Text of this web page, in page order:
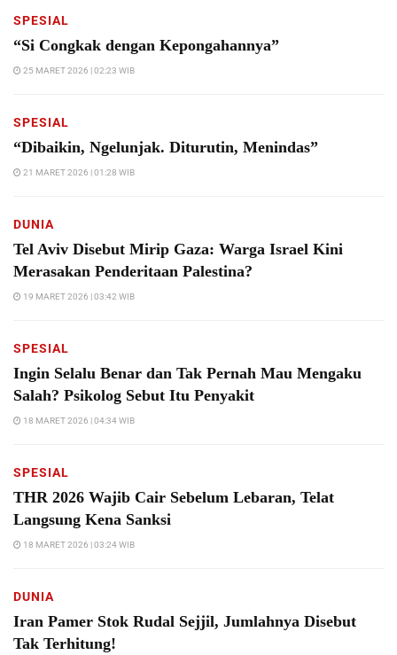
SPESIAL
“Si Congkak dengan Kepongahannya”
25 MARET 2026 | 02:23 WIB
SPESIAL
“Dibaikin, Ngelunjak. Diturutin, Menindas”
21 MARET 2026 | 01:28 WIB
DUNIA
Tel Aviv Disebut Mirip Gaza: Warga Israel Kini
Merasakan Penderitaan Palestina?
19 MARET 2026 | 03:42 WIB
SPESIAL
Ingin Selalu Benar dan Tak Pernah Mau Mengaku
Salah? Psikolog Sebut Itu Penyakit
18 MARET 2026 | 04:34 WIB
SPESIAL
THR 2026 Wajib Cair Sebelum Lebaran, Telat
Langsung Kena Sanksi
18 MARET 2026 | 03:24 WIB
DUNIA
Iran Pamer Stok Rudal Sejjil, Jumlahnya Disebut
Tak Terhitung!